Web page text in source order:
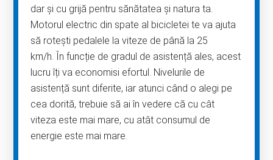
dar și cu grijă pentru sănătatea și natura ta.
Motorul electric din spate al bicicletei te va ajuta
să rotești pedalele la viteze de până la 25
km/h. În funcție de gradul de asistență ales, acest
lucru îți va economisi efortul. Nivelurile de
asistență sunt diferite, iar atunci când o alegi pe
cea dorită, trebuie să ai în vedere că cu cât
viteza este mai mare, cu atât consumul de
energie este mai mare.